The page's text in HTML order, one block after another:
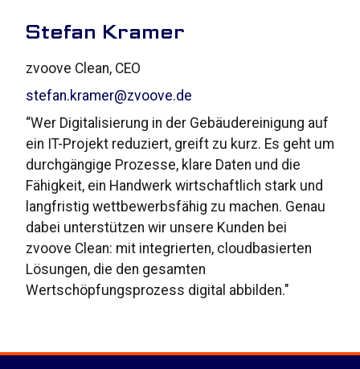
Stefan Kramer
zvoove Clean, CEO
stefan.kramer@zvoove.de
“Wer Digitalisierung in der Gebäudereinigung auf
ein IT-Projekt reduziert, greift zu kurz. Es geht um
durchgängige Prozesse, klare Daten und die
Fähigkeit, ein Handwerk wirtschaftlich stark und
langfristig wettbewerbsfähig zu machen. Genau
dabei unterstützen wir unsere Kunden bei
zvoove Clean: mit integrierten, cloudbasierten
Lösungen, die den gesamten
Wertschöpfungsprozess digital abbilden."